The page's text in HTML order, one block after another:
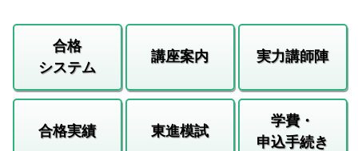
合格
システム
講座案内 実力講師陣
合格実績 東進模試
学費・
申込手続き